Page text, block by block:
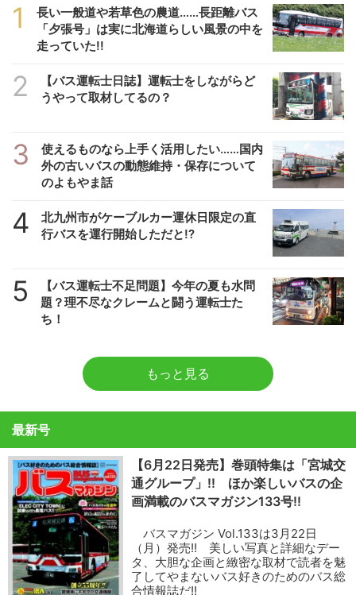
1
長い一般道や若草色の農道……長距離バス
「夕張号」は実に北海道らしい風景の中を
走っていた!!
2
【バス運転士日誌】運転士をしながらど
うやって取材してるの？
3
使えるものなら上手く活用したい……国内
外の古いバスの動態維持・保存について
のよもやま話
4
北九州市がケーブルカー運休日限定の直
行バスを運行開始しただと!?
5
【バス運転士不足問題】今年の夏も水問
題？理不尽なクレームと闘う運転士た
ち！
もっと見る
最新号
【6月22日発売】巻頭特集は「宮城交
通グループ」!! ほか楽しいバスの企
画満載のバスマガジン133号!!
バスマガジン Vol.133は3月22日
（月）発売!! 美しい写真と詳細なデー
タ、大胆な企画と緻密な取材で読者を魅
了してやまないバス好きのためのバス総
合情報誌だ!!